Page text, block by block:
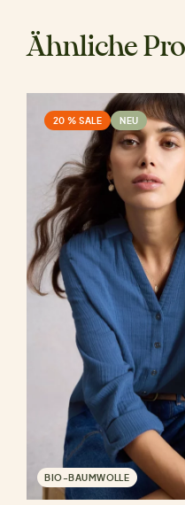
Ähnliche
20 % SALE NEU
BIO-BAUMWOLLE